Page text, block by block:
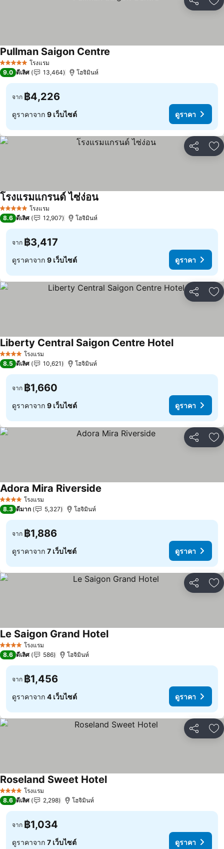
แชร์ เ
5 ดาว โรงแรม
Pullman Saigon Centre
9.0 ดีเลิศ 13,464 โฮจิมินห์
จาก ฿4,226
ดูราคาจาก 9 เว็บไซต์ ดูราคา
แชร์ เ
5 ดาว โรงแรม
โรงแรมแกรนด์ ไซ่ง่อนดูราคา
8.6 ดีเลิศ 12,907 โฮจิมินห์
จาก ฿3,417
ดูราคาจาก 9 เว็บไซต์ ดูราคา
แชร์ เ
4 ดาว โรงแรม
Liberty Central Saigon Centre Hotelดูราคา
8.5 ดีเลิศ 10,621 โฮจิมินห์
จาก ฿1,660
ดูราคาจาก 9 เว็บไซต์ ดูราคา
แชร์ เ
4 ดาว โรงแรม
Adora Mira Riverside
8.3 ดีมาก 5,327 โฮจิมินห์
จาก ฿1,886
ดูราคาจาก 7 เว็บไซต์ ดูราคา
แชร์ เ
4 ดาว โรงแรม
Le Saigon Grand Hotelดูราคา
8.6 ดีเลิศ 586 โฮจิมินห์
จาก ฿1,456
ดูราคาจาก 4 เว็บไซต์ ดูราคา
แชร์ เ
4 ดาว โรงแรม
Roseland Sweet Hotelดูราคา
8.6 ดีเลิศ 2,298 โฮจิมินห์
จาก ฿1,034
ดูราคาจาก 7 เว็บไซต์ ดูราคา